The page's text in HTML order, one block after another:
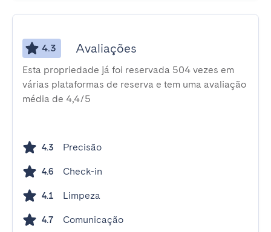
4.3 Avaliações
Esta propriedade já foi reservada 504 vezes em
várias plataformas de reserva e tem uma avaliação
média de 4,4/5
4.3 Precisão
4.6 Check-in
4.1 Limpeza
4.7 Comunicação